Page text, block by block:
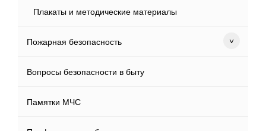
Плакаты и методические материалы
Пожарная безопасность
Вопросы безопасности в быту
Памятки МЧС